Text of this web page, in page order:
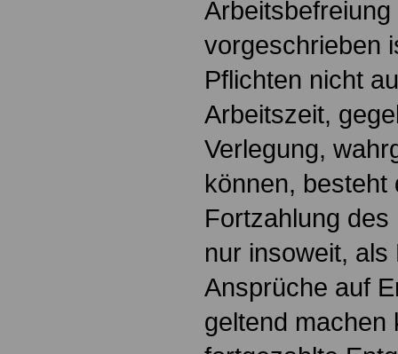
vorgeschrieben
Pflichten nicht
Arbeitszeit,
Verlegung,
können, besteht
Fortzahlung
nur insoweit,
Ansprüche auf
geltend machen